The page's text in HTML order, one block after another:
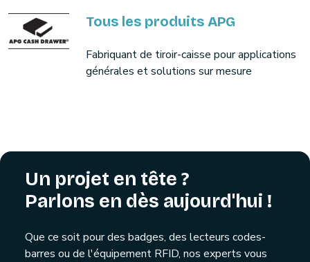
Tous les produits APG
Fabriquant de tiroir-caisse pour applications
générales et solutions sur mesure
Un projet en tête ?
Parlons en dès aujourd'hui !
Que ce soit pour des badges, des lecteurs codes-
barres ou de l'équipement RFID, nos experts vous